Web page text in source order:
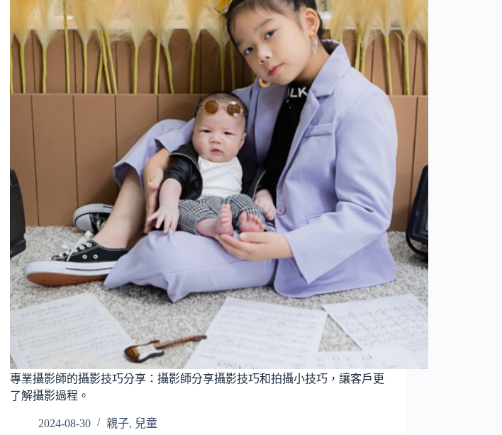
專業攝影師的攝影技巧分享：攝影師分享攝影技巧和拍攝小技巧，讓客戶更
了解攝影過程。
2024-08-30 親子, 兒童